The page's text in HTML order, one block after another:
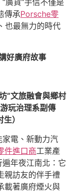
廣貨”手信不僅是
傳承Porsche零
也最無力的時代
好廣府故事
“文旅融會與鄉村
玩治理系副傳
）
家電、新動力汽
件進口商工業產
遍年夜江南北：它
親訪友的伴手禮
載著廣府煙火與